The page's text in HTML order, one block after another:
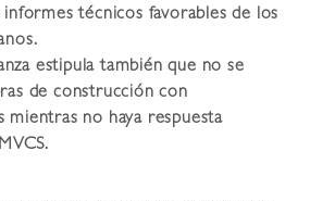
informes técnicos favorables de los
estipula también que no se
de construcción con
mientras no haya respuesta